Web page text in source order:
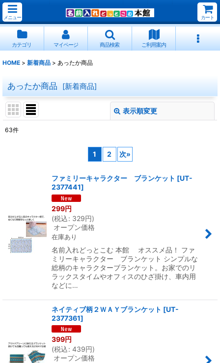
メニュー カート
カテゴリ マイページ 商品検索 ご利用案内
HOME > 新着商品 > あったか商品
あったか商品 [新着商品]
表示順変更
63件
1 2 次»
ファミリーキャラクター ブランケット [UT-
2377441]
299円
(税込: 329円)
オープン価格
在庫あり
名前入れどっとこむ 本館 オススメ品！ ファ
ミリーキャラクター ブランケット シンプルな
総柄のキャラクターブランケット。お家でのリ
ラックスタイムやオフィスのひざ掛け、車内用
などに…
ネイティブ柄２ＷＡＹブランケット [UT-
2377361]
399円
(税込: 439円)
オープン価格